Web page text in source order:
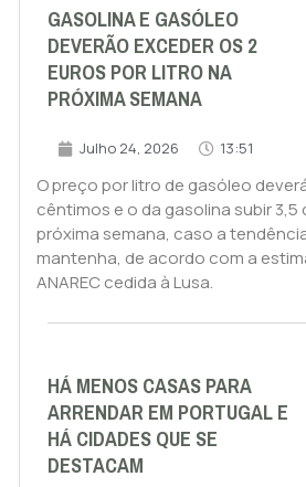
GASOLINA E GASÓLEO
DEVERÃO EXCEDER OS 2
EUROS POR LITRO NA
PRÓXIMA SEMANA
Julho 24, 2026 13:51
O preço por litro de gasóleo
cêntimos e o da gasolina subir 3,5
próxima semana, caso a
mantenha, de acordo com a
ANAREC cedida à Lusa.
HÁ MENOS CASAS PARA
ARRENDAR EM PORTUGAL E
HÁ CIDADES QUE SE
DESTACAM